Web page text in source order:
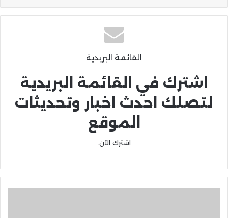
القائمة البريدية
اشترك في القائمة البريدية
لتصلك احدث اخبار وتحديثات
الموقع
اشترك الآن.